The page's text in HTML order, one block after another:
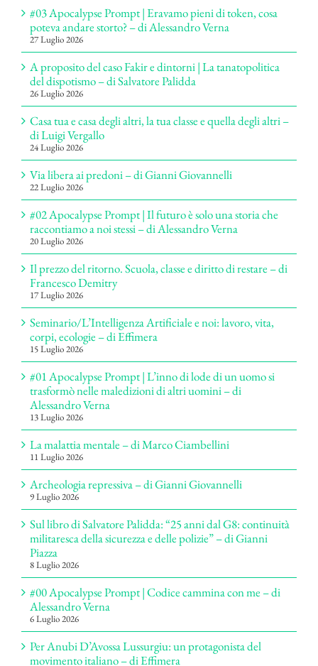
#03 Apocalypse Prompt | Eravamo pieni di token, cosa
poteva andare storto? – di Alessandro Verna
27 Luglio 2026
A proposito del caso Fakir e dintorni | La tanatopolitica
del dispotismo – di Salvatore Palidda
26 Luglio 2026
Casa tua e casa degli altri, la tua classe e quella degli altri –
di Luigi Vergallo
24 Luglio 2026
Via libera ai predoni – di Gianni Giovannelli
22 Luglio 2026
#02 Apocalypse Prompt | Il futuro è solo una storia che
raccontiamo a noi stessi – di Alessandro Verna
20 Luglio 2026
Il prezzo del ritorno. Scuola, classe e diritto di restare – di
Francesco Demitry
17 Luglio 2026
Seminario/L’Intelligenza Artificiale e noi: lavoro, vita,
corpi, ecologie – di Effimera
15 Luglio 2026
#01 Apocalypse Prompt | L’inno di lode di un uomo si
trasformò nelle maledizioni di altri uomini – di
Alessandro Verna
13 Luglio 2026
La malattia mentale – di Marco Ciambellini
11 Luglio 2026
Archeologia repressiva – di Gianni Giovannelli
9 Luglio 2026
Sul libro di Salvatore Palidda: “25 anni dal G8: continuità
militaresca della sicurezza e delle polizie” – di Gianni
Piazza
8 Luglio 2026
#00 Apocalypse Prompt | Codice cammina con me – di
Alessandro Verna
6 Luglio 2026
Per Anubi D’Avossa Lussurgiu: un protagonista del
movimento italiano – di Effimera